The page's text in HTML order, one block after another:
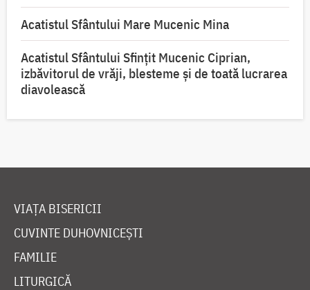
Acatistul Sfântului Mare Mucenic Mina
Acatistul Sfântului Sfințit Mucenic Ciprian,
izbăvitorul de vrăji, blesteme și de toată lucrarea
diavolească
VIAȚA BISERICII
CUVINTE DUHOVNICEȘTI
FAMILIE
LITURGICĂ